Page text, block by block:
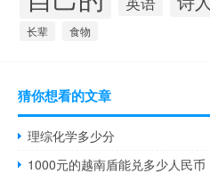
长辈 食物
猜你想看的文章
理综化学多少分
1000元的越南盾能兑多少人民币